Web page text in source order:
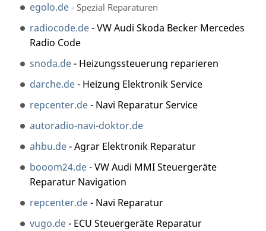
egolo.de - Spezial Reparaturen
radiocode.de- VW Audi Skoda Becker Mercedes
Radio Code
snoda.de- Heizungssteuerung reparieren
darche.de- Heizung Elektronik Service
repcenter.de- Navi Reparatur Service
autoradio-navi-doktor.de
ahbu.de- Agrar Elektronik Reparatur
booom24.de- VW Audi MMI Steuergeräte
Reparatur Navigation
repcenter.de- Navi Reparatur
vugo.de- ECU Steuergeräte Reparatur